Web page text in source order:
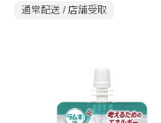
通常配送 / 店舗受取